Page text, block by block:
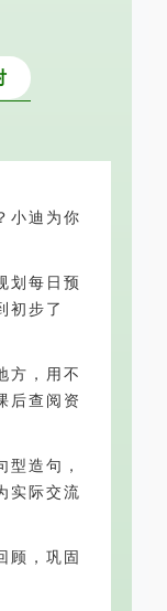
小迪为你
划每日预
初步了
方，用不
后查阅资
型造句，
实际交流
顾，巩固